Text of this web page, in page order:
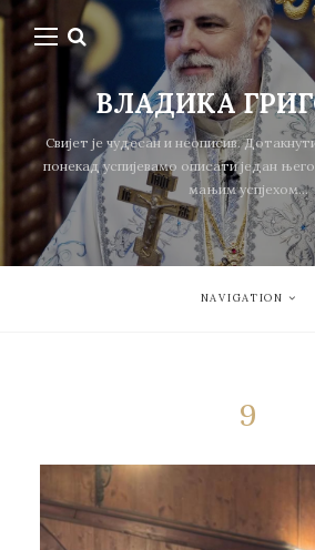
ВЛАДИКА
Свијет је чудесан и неописив.
понекад успијевамо описати један
мањим успјехом...
NAVIGATION
9